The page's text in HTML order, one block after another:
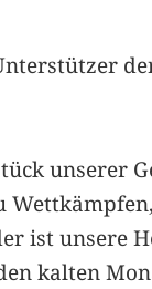
unserer
ist unsere
kalten